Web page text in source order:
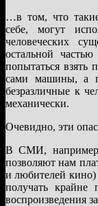
…в том, что
себе, могут
человеческих
остальной
попытаться взять
сами машины, а
безразличные к
механически.
Очевидно, эти
В СМИ,
позволяют нам
и любителей кино)
получать
воспроизведения